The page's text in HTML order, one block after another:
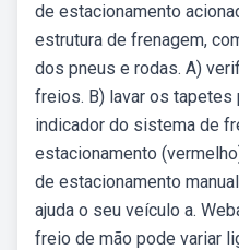
de estacionamento
estrutura de frenagem,
dos pneus e rodas. A)
freios. B) lavar os tapetes
indicador do sistema de
estacionamento
de estacionamento
ajuda o seu veículo a.
freio de mão pode variar